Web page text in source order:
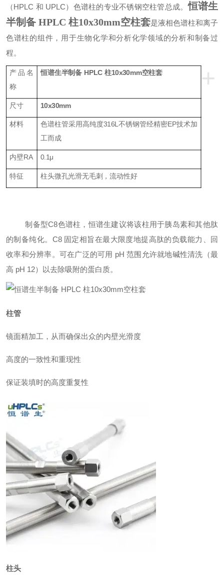
（HPLC 和 UPLC）色谱柱的专业不锈钢空柱管总成。恒谱生
半制备 HPLC 柱10x30mm空柱套是液相色谱柱和离子
色谱柱的组件，用于生物化学和分析化学领域的分析和制备过
程。
+
产品名
称
恒谱生半制备 HPLC 柱10x30mm空柱套
尺寸 10x30mm
材料 色谱柱管采用高纯度316L不锈钢管经精密EP技术加
工而成
内壁RA 0.1μ
特征 柱头微孔光滑无毛刺，流动性好
制 备型C8色谱柱，恒谱生建议将该柱用于胰岛素和其他肽
的制备纯化。C8 固定相旨在最大限度地提高肽的负载能力、回
收率和分辨率。可在广泛的可用 pH 范围允许就地碱性清洗（最
高 pH 12）以去除吸附的蛋白质。
柱管
镜面精加工，从而确保出众的内壁光滑度
高度的一致性和重现性
保证装填时的高度重复性
柱头